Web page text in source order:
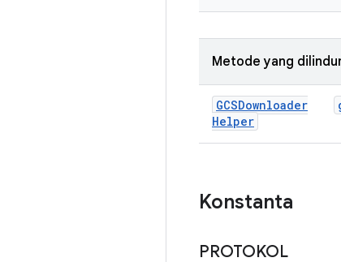
Metode yang
GCSDownloader
Helper
Konstanta
PROTOKOL